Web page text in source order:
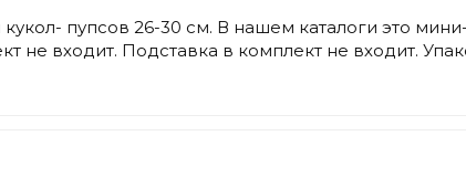
пупсов 26-30 см. В нашем каталоги это
не входит. Подставка в комплект не входит.